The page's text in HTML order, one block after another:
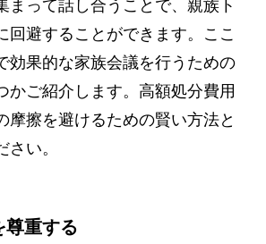
まって話し合うことで、親族ト
回避することができます。ここ
効果的な家族会議を行うための
かご紹介します。高額処分費用
摩擦を避けるための賢い方法と
さい。
尊重する